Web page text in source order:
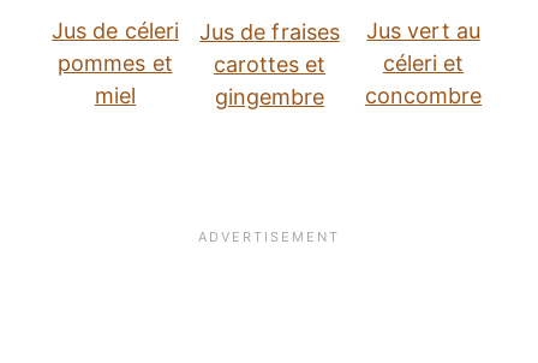
Jus de céleri
pommes et
miel
Jus de fraises
carottes et
gingembre
Jus vert au
céleri et
concombre